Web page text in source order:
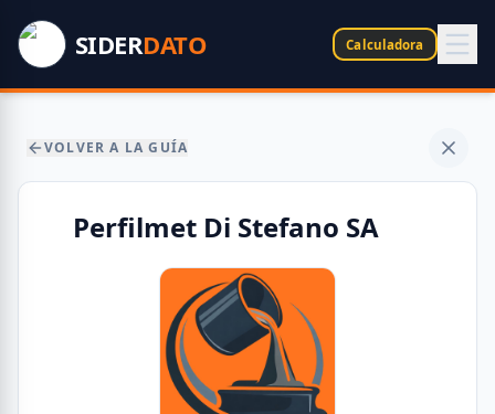
SIDERDATO Calculadora
VOLVER A LA GUÍA
Perfilmet Di Stefano SA